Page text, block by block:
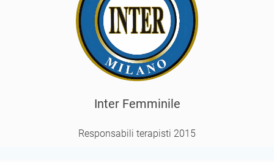
Inter Femminile
Responsabili terapisti 2015